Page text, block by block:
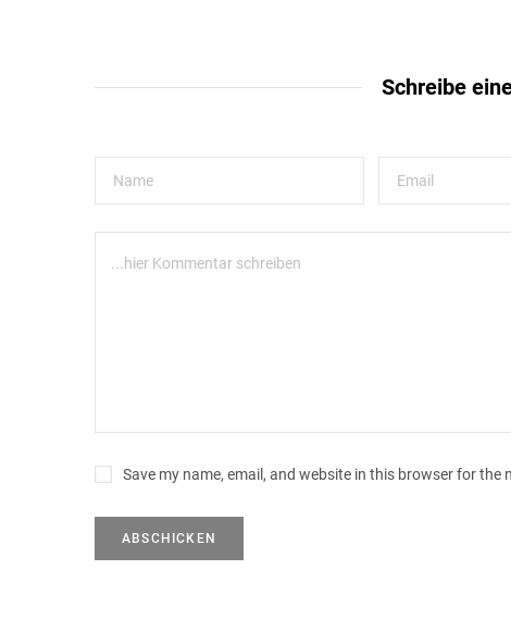
Schreibe
Save my name, email, and website in this browser for the